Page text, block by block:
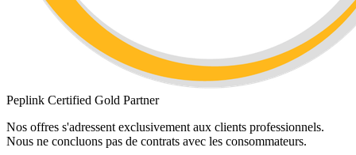
Peplink Certified Gold Partner
Nos offres s'adressent exclusivement aux clients professionnels.
Nous ne concluons pas de contrats avec les consommateurs.